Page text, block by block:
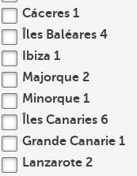
Cáceres 1
Îles Baléares 4
Ibiza 1
Majorque 2
Minorque 1
Îles Canaries 6
Grande Canarie 1
Lanzarote 2